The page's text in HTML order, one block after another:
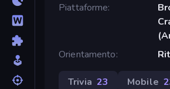
Piattaforme
Orientamento
Trivia 23 Mobile